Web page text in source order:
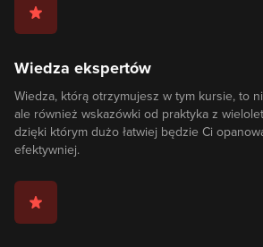
Wiedza ekspertów
Wiedza, którą otrzymujesz w tym kursie, to
ale również wskazówki od praktyka z
dzięki którym dużo łatwiej będzie Ci
efektywniej.